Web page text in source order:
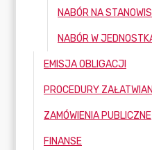
EMISJA OBLIGACJI
ZAMÓWIENIA PUBLICZNE
FINANSE